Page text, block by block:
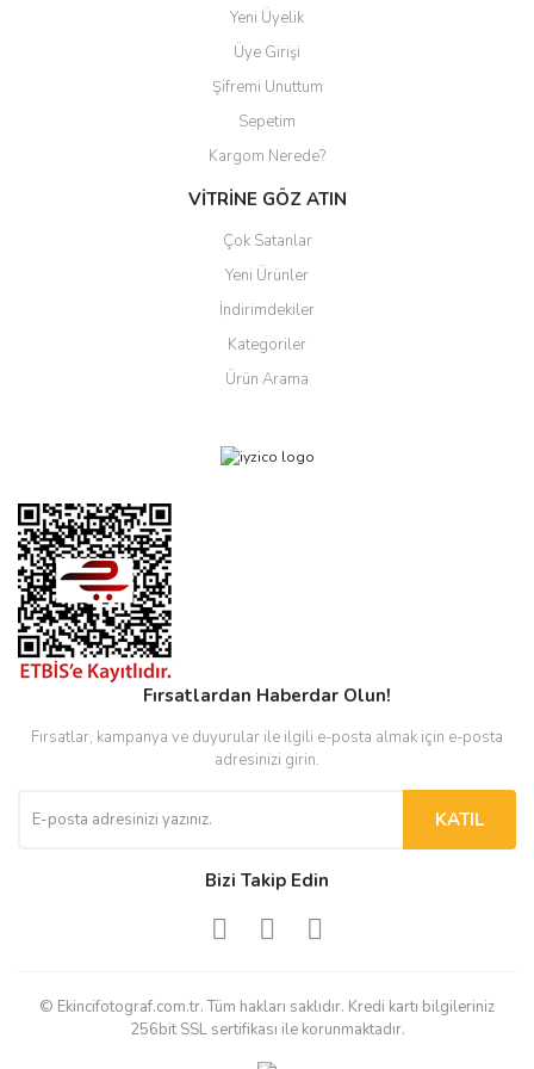
Yeni Üyelik
Üye Girişi
Şifremi Unuttum
Sepetim
Kargom Nerede?
VİTRİNE GÖZ ATIN
Çok Satanlar
Yeni Ürünler
İndirimdekiler
Kategoriler
Ürün Arama
Fırsatlardan Haberdar Olun!
Fırsatlar, kampanya ve duyurular ile ilgili e-posta almak için e-posta
adresinizi girin.
KATIL
Bizi Takip Edin
© Ekincifotograf.com.tr. Tüm hakları saklıdır. Kredi kartı bilgileriniz
256bit SSL sertifikası ile korunmaktadır.